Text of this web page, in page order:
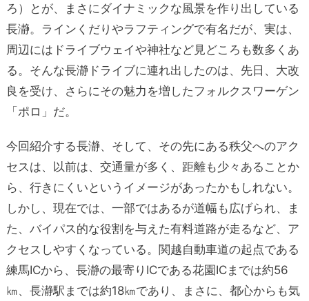
ろ）とが、まさにダイナミックな風景を作り出している
長瀞。ラインくだりやラフティングで有名だが、実は、
周辺にはドライブウェイや神社など見どころも数多くあ
る。そんな長瀞ドライブに連れ出したのは、先日、大改
良を受け、さらにその魅力を増したフォルクスワーゲン
「ポロ」だ。
今回紹介する長瀞、そして、その先にある秩父へのアク
セスは、以前は、交通量が多く、距離も少々あることか
ら、行きにくいというイメージがあったかもしれない。
しかし、現在では、一部ではあるが道幅も広げられ、ま
た、バイパス的な役割を与えた有料道路が走るなど、ア
クセスしやすくなっている。関越自動車道の起点である
練馬ICから、長瀞の最寄りICである花園ICまでは約56
㎞、長瀞駅までは約18㎞であり、まさに、都心からも気